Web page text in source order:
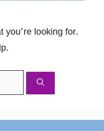
you’re looking for.